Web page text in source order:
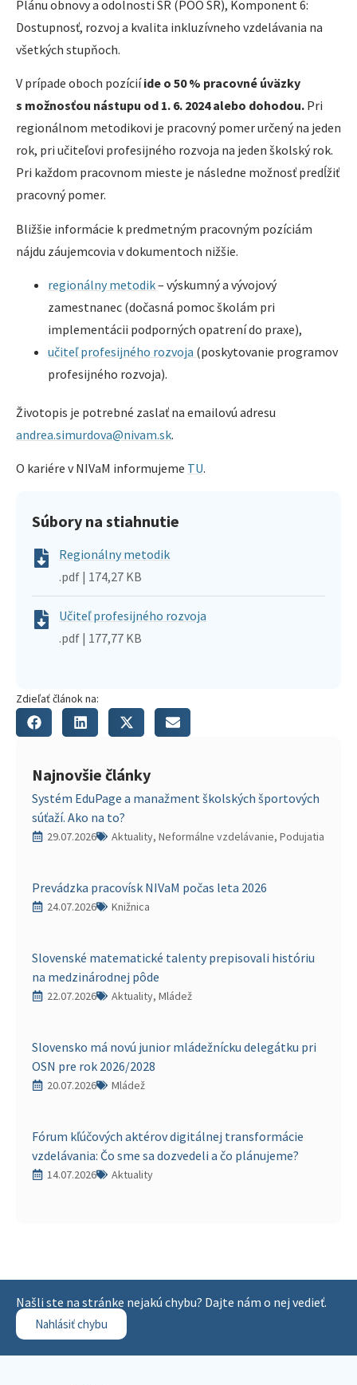
Plánu obnovy a odolnosti SR (POO SR), Komponent 6:
Dostupnosť, rozvoj a kvalita inkluzívneho vzdelávania na
všetkých stupňoch.
V prípade oboch pozíciíide o 50 % pracovné úväzky
s možnosťou nástupu od 1. 6. 2024 alebo dohodou. Pri
regionálnom metodikovi je pracovný pomer určený na jeden
rok, pri učiteľovi profesijného rozvoja na jeden školský rok.
Pri každom pracovnom mieste je následne možnosť predĺžiť
pracovný pomer.
Bližšie informácie k predmetným pracovným pozíciám
nájdu záujemcovia v dokumentoch nižšie.
regionálny metodik– výskumný a vývojový
zamestnanec (dočasná pomoc školám pri
implementácii podporných opatrení do praxe),
učiteľ profesijného rozvoja (poskytovanie programov
profesijného rozvoja).
Životopis je potrebné zaslať na emailovú adresu
andrea.simurdova@nivam.sk.
O kariére v NIVaM informujeme TU.
Súbory na stiahnutie
Regionálny metodik
.pdf | 174,27 KB
Učiteľ profesijného rozvoja
.pdf | 177,77 KB
Zdieľať článok na:
Najnovšie články
Systém EduPage a manažment školských športových
súťaží. Ako na to?
29.07.2026 Aktuality, Neformálne vzdelávanie, Podujatia
Prevádzka pracovísk NIVaM počas leta 2026
24.07.2026 Knižnica
Slovenské matematické talenty prepisovali históriu
na medzinárodnej pôde
22.07.2026 Aktuality, Mládež
Slovensko má novú junior mládežnícku delegátku pri
OSN pre rok 2026/2028
20.07.2026 Mládež
Fórum kľúčových aktérov digitálnej transformácie
vzdelávania: Čo sme sa dozvedeli a čo plánujeme?
14.07.2026 Aktuality
Našli ste na stránke nejakú chybu? Dajte nám o nej vedieť.
Nahlásiť chybu